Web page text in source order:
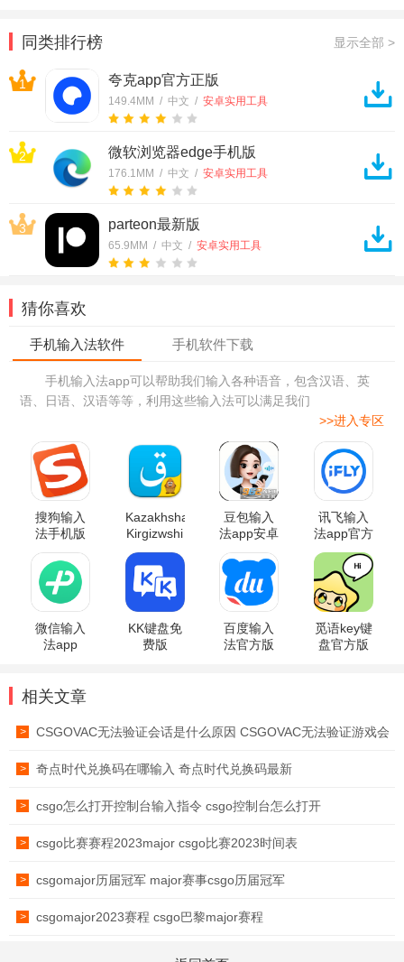
同类排行榜 显示全部 >
1 夸克app官方正版
149.4MM / 中文 / 安卓实用工具
2 微软浏览器edge手机版
176.1MM / 中文 / 安卓实用工具
3 parteon最新版
65.9MM / 中文 / 安卓实用工具
猜你喜欢
手机输入法app可以帮助我们输入各种语音，包含汉语、英
语、日语、汉语等等，利用这些输入法可以满足我们
>>进入专区
搜狗输入
法手机版
Kazakhsha
Kirgizwshi
哈萨克语
输入法
豆包输入
法app安卓
版
讯飞输入
法app官方
版
微信输入
法app
KK键盘免
费版
百度输入
法官方版
觅语key键
盘官方版
相关文章
> CSGOVAC无法验证会话是什么原因 CSGOVAC无法验证游戏会
话怎么解决
> 奇点时代兑换码在哪输入 奇点时代兑换码最新
> csgo怎么打开控制台输入指令 csgo控制台怎么打开
> csgo比赛赛程2023major csgo比赛2023时间表
> csgomajor历届冠军 major赛事csgo历届冠军
> csgomajor2023赛程 csgo巴黎major赛程